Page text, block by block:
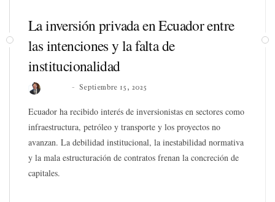
La inversión privada en Ecuador entre
las intenciones y la falta de
institucionalidad
Septiembre 15, 2025
Ecuador ha recibido interés de inversionistas en sectores como
infraestructura, petróleo y transporte y los proyectos no
avanzan. La debilidad institucional, la inestabilidad normativa
y la mala estructuración de contratos frenan la concreción de
capitales.